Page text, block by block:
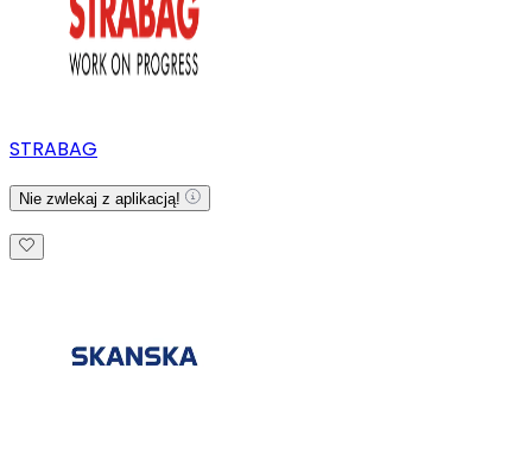
STRABAG
Nie zwlekaj z aplikacją!